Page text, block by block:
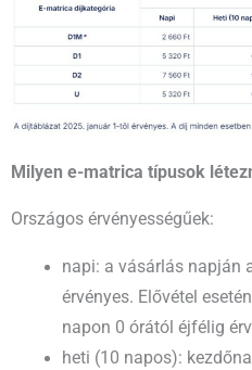
Milyen e-matrica típusok
Országos érvényességűek:
napi: a vásárlás napján
érvényes. Elővétel
napon 0 órától éjfélig
heti (10 napos):